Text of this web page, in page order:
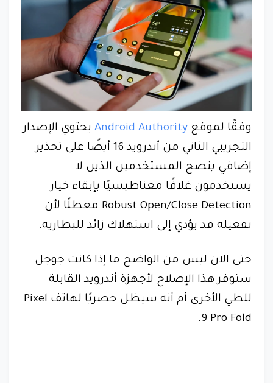
وفقًا لموقع Android Authority يحتوي الإصدار
التجريبي الثاني من أندرويد 16 أيضًا على تحذير
إضافي ينصح المستخدمين الذين لا
يستخدمون غلافًا مغناطيسيًا بإبقاء خيار
Robust Open/Close Detection معطلًا لأن
تفعيله قد يؤدي إلى استهلاك زائد للبطارية.
حتى الان ليس من الواضح ما إذا كانت جوجل
ستوفر هذا الإصلاح لأجهزة أندرويد القابلة
للطي الأخرى أم أنه سيظل حصريًا لهاتف Pixel
9 Pro Fold.